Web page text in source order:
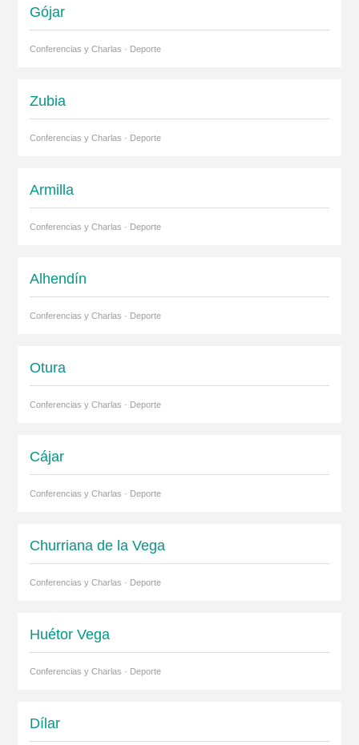
Gójar
Conferencias y Charlas · Deporte
Zubia
Conferencias y Charlas · Deporte
Armilla
Conferencias y Charlas · Deporte
Alhendín
Conferencias y Charlas · Deporte
Otura
Conferencias y Charlas · Deporte
Cájar
Conferencias y Charlas · Deporte
Churriana de la Vega
Conferencias y Charlas · Deporte
Huétor Vega
Conferencias y Charlas · Deporte
Dílar